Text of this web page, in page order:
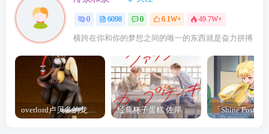
0 6098 0 6.1W+ 49.7W+
横跨在你和你的梦想之间的唯一的东西就是奋力拼搏
经典杯子蛋糕 佐岸 漫画「经典杯子蛋糕」宣布真人日剧化